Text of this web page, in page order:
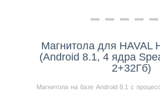
Магнитола для HAVAL
(Android 8.1, 4 ядра
2+32Гб)
Магнитола на базе Android 8.1 с